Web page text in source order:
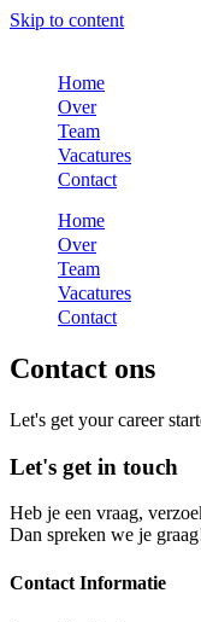
Skip to content
Home
Over
Team
Vacatures
Contact
Home
Over
Team
Vacatures
Contact
Contact ons
Let's get your career
Let's get in touch
Heb je een vraag,
Dan spreken we je
Contact Informatie